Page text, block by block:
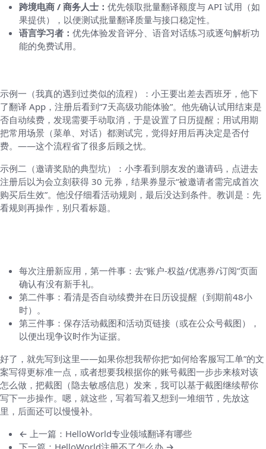
跨境电商 / 商务人士： 优先领取批量翻译额度与 API 试用（如
果提供），以便测试批量翻译质量与接口稳定性。
语言学习者： 优先体验发音评分、语音对话练习或逐句解析功
能的免费试用。
示例一（我真的遇到过类似的流程）：小王要出差去西班牙，他下
了翻译 App，注册后看到“7天高级功能体验”。他先确认试用结束是
否自动续费，发现需要手动取消，于是设置了日历提醒；用试用期
把常用场景（菜单、对话）都测试完，觉得好用后再决定是否付
费。——这个流程省了很多后顾之忧。
示例二（邀请奖励的典型坑）：小李看到朋友发的邀请码，点进去
注册后以为会立刻获得 30 元券，结果券显示“被邀请者需完成首次
购买后生效”。他没仔细看活动规则，最后没达到条件。教训是：先
看规则再操作，别只看标题。
每次注册新应用，第一件事：去“账户-权益/优惠券/订阅”页面
确认有没有新手礼。
第二件事：看清是否自动续费并在日历设提醒（到期前48小
时）。
第三件事：保存活动截图和活动页链接（或在公众号截图），
以便出现争议时作为证据。
好了，就先写到这里——如果你想我帮你把“如何给客服写工单”的文
案写得更标准一点，或者想要我根据你的账号截图一步步来核对该
怎么做，把截图（隐去敏感信息）发来，我可以基于截图继续帮你
写下一步操作。嗯，就这些，写着写着又想到一堆细节，先放这
里，后面还可以慢慢补。
← 上一篇：HelloWorld专业领域翻译有哪些
下一篇：HelloWorld注册不了怎么办 →